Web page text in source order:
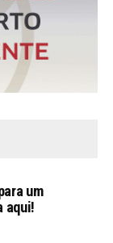
um
aqui!